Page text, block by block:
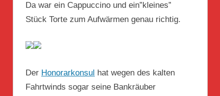
Da war ein Cappuccino und ein”kleines”
Stück Torte zum Aufwärmen genau richtig.
Der Honorarkonsul hat wegen des kalten
Fahrtwinds sogar seine Bankräuber